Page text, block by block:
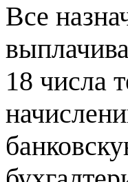
Все
18 числа